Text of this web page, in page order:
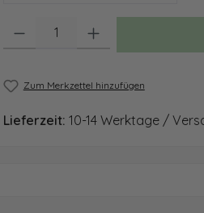
Produkt Anzahl: Gib den
Zum Merkzettel hinzufügen
Lieferzeit: 10-14 Werktage /